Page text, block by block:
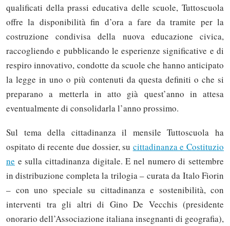
qualificati della prassi educativa delle scuole, Tuttoscuola
offre la disponibilità fin d’ora a fare da tramite per la
costruzione condivisa della nuova educazione civica,
raccogliendo e pubblicando le esperienze significative e di
respiro innovativo, condotte da scuole che hanno anticipato
la legge in uno o più contenuti da questa definiti o che si
preparano a metterla in atto già quest’anno in attesa
eventualmente di consolidarla l’anno prossimo.
Sul tema della cittadinanza il mensile Tuttoscuola ha
ospitato di recente due dossier, su cittadinanza e Costituzio
ne e sulla cittadinanza digitale. E nel numero di settembre
in distribuzione completa la trilogia – curata da Italo Fiorin
– con uno speciale su cittadinanza e sostenibilità, con
interventi tra gli altri di Gino De Vecchis (presidente
onorario dell’Associazione italiana insegnanti di geografia),